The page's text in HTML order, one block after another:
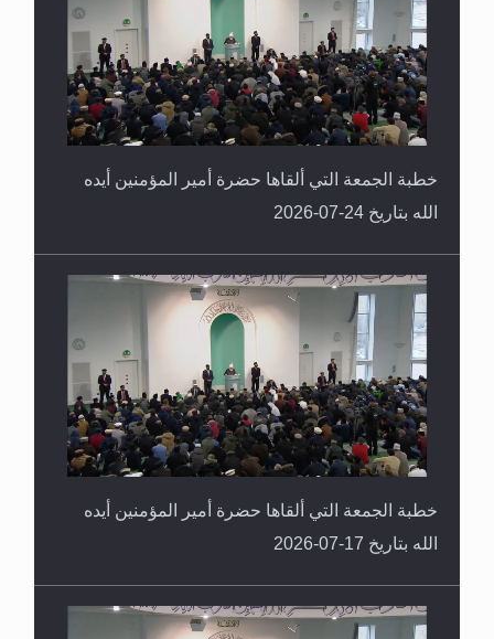
خطبة الجمعة التي ألقاها حضرة أمير المؤمنين أيده
الله بتاريخ 24-07-2026
خطبة الجمعة التي ألقاها حضرة أمير المؤمنين أيده
الله بتاريخ 17-07-2026